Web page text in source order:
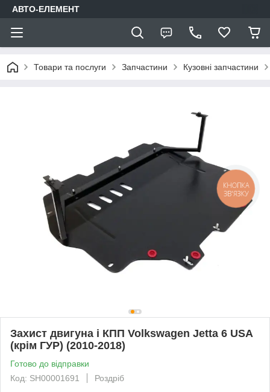
АВТО-ЕЛЕМЕНТ
Товари та послуги Запчастини Кузовні запчастини
Захист двигуна і КПП Volkswagen Jetta 6 USA
(крім ГУР) (2010-2018)
Готово до відправки
Код: SH00001691
Роздріб
КНОПКА
ЗВ'ЯЗКУ